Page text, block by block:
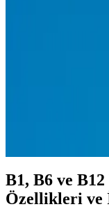
Güvenilir
Saç dökülmesine
ipuçlarıyla saç
Saç Sağlığı İçin
Saç sağlığı için
mineraller saçların
katkı sağlar. Dengeli
B1, B6 ve
Özellikleri ve